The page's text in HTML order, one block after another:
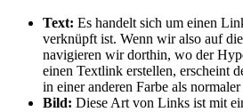
Text: Es handelt sich um einen
verknüpft ist. Wenn wir also auf
navigieren wir dorthin, wo der
einen Textlink erstellen, erscheint
in einer anderen Farbe als
Bild: Diese Art von Links ist mit